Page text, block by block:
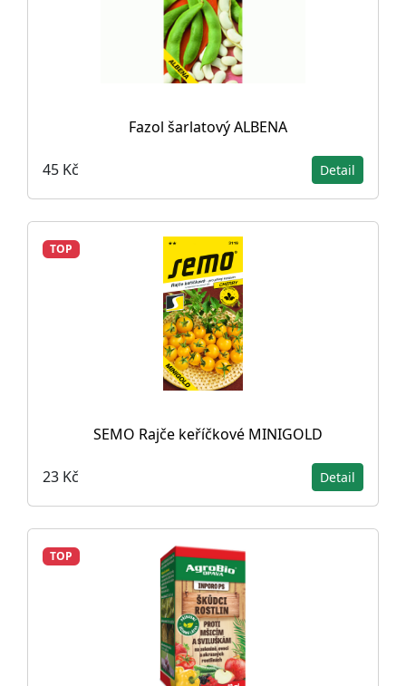
Fazol šarlatový ALBENA
45 Kč Detail
TOP
SEMO Rajče keříčkové MINIGOLD
23 Kč Detail
TOP